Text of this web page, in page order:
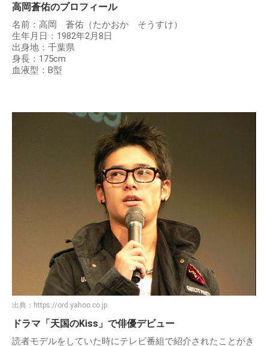
高岡蒼佑のプロフィール
名前：高岡 蒼佑（たかおか そうすけ）
生年月日：1982年2月8日
出身地：千葉県
身長：175cm
血液型：B型
出典： https://ord.yahoo.co.jp
ドラマ「天国のKiss」で俳優デビュー
読者モデルをしていた時にテレビ番組で紹介されたことがき